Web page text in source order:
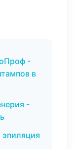
-
в
-
эпиляция